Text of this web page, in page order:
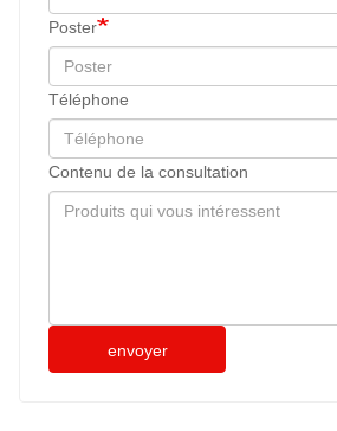
Poster
Téléphone
Contenu de la consultation
envoyer